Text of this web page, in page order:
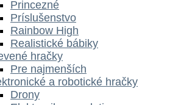
Princezné
Príslušenstvo
Rainbow High
Realistické bábiky
hračky
Pre najmenších
a robotické hračky
Drony